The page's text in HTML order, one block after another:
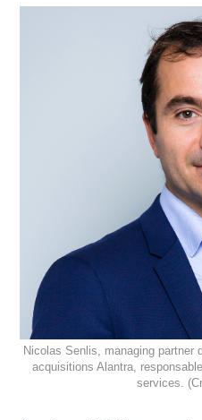
Nicolas Senlis, managing partner
acquisitions Alantra,
services.